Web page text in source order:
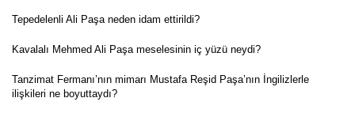
Tepedelenli Ali Paşa neden idam ettirildi?
Kavalalı Mehmed Ali Paşa meselesinin iç yüzü neydi?
Tanzimat Fermanı’nın mimarı Mustafa Reşid Paşa’nın İngilizlerle
ilişkileri ne boyuttaydı?